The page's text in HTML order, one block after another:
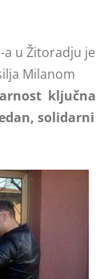
a u Žitoradju je
Milanom
ključna
solidarni